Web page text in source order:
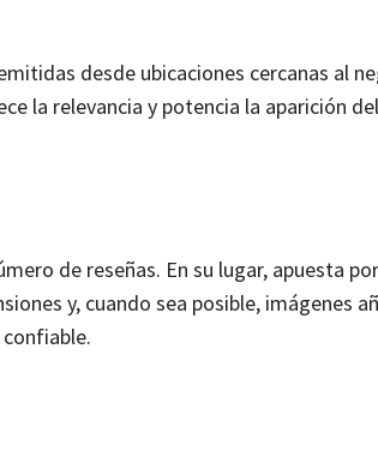
desde ubicaciones cercanas al
la relevancia y potencia la aparición
de reseñas. En su lugar, apuesta
y, cuando sea posible, imágenes